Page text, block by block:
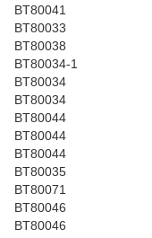
BT80041
BT80033
BT80038
BT80034-1
BT80034
BT80034
BT80044
BT80044
BT80044
BT80035
BT80071
BT80046
BT80046